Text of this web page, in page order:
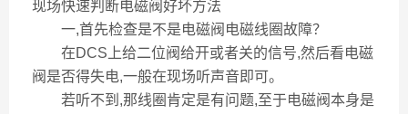
现场快速判断电磁阀好坏方法
一,首先检查是不是电磁阀电磁线圈故障？
在DCS上给二位阀给开或者关的信号,然后看电磁
阀是否得失电,一般在现场听声音即可。
若听不到,那线圈肯定是有问题,至于电磁阀本身是